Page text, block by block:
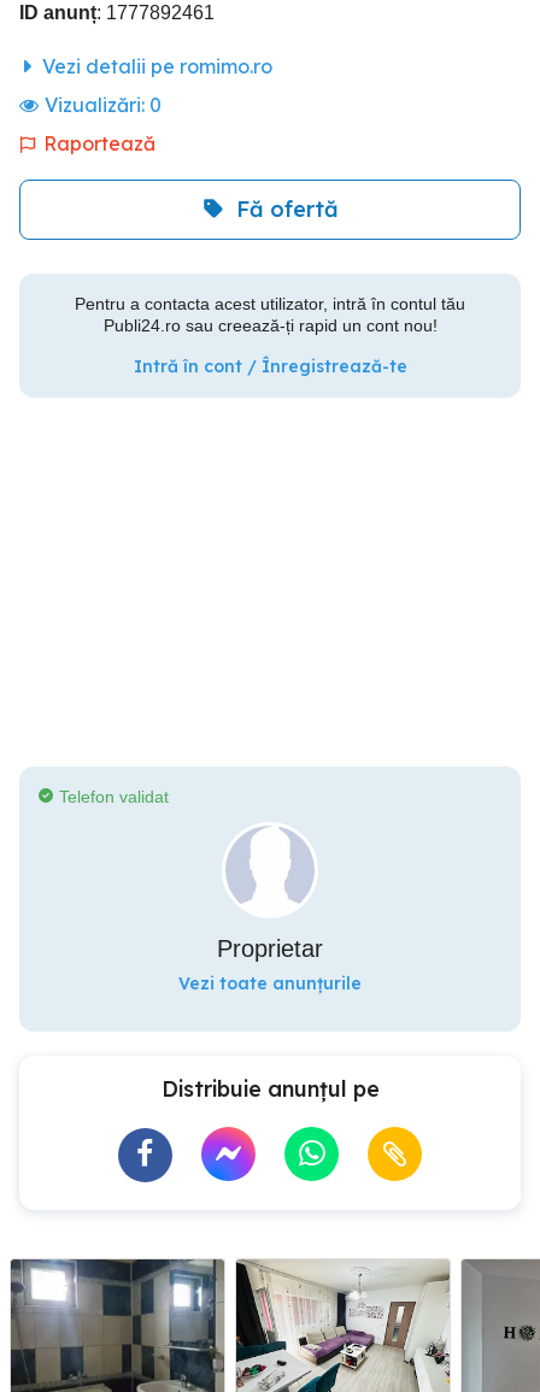
ID anunț: 1777892461
Vezi detalii pe romimo.ro
Vizualizări: 0
Raportează
Fă ofertă
Pentru a contacta acest utilizator, intră în contul tău
Publi24.ro sau creează-ți rapid un cont nou!
Intră în cont / Înregistrează-te
Telefon validat
Proprietar
Vezi toate anunțurile
Distribuie anunțul pe